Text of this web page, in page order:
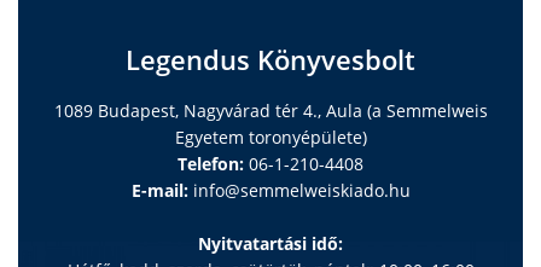
Legendus Könyvesbolt
1089 Budapest, Nagyvárad tér 4., Aula (a Semmelweis
Egyetem toronyépülete)
Telefon: 06-1-210-4408
E-mail: info@semmelweiskiado.hu
Nyitvatartási idő: